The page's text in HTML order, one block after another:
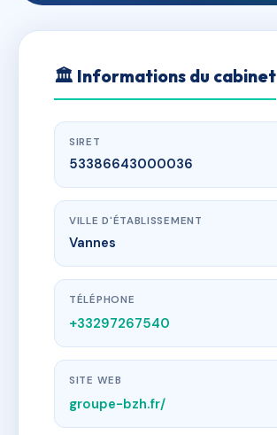
🏛 Informations du cabinet
SIRET
53386643000036
VILLE D'ÉTABLISSEMENT
Vannes
TÉLÉPHONE
+33297267540
SITE WEB
groupe-bzh.fr/